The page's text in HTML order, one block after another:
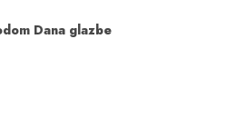
Dana glazbe